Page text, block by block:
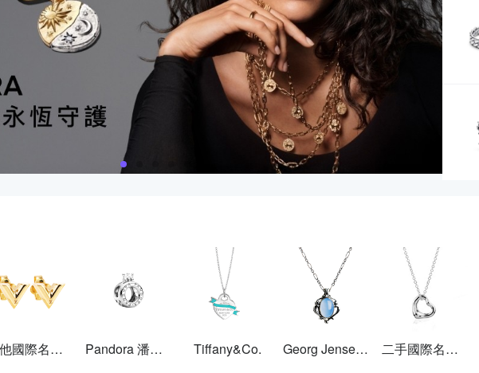
其他國際名牌飾品 Pandora 潘多拉 Tiffany&Co. Georg Jensen 喬治傑生 二手國際名牌飾品